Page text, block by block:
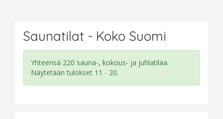
Saunatilat - Koko Suomi
Yhteensä 220 sauna-, kokous- ja juhlatilaa.
Näytetään tulokset 11 - 20.